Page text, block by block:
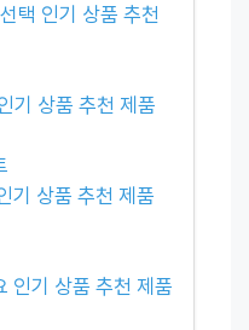
택 인기 상품 추천
기 상품 추천 제품
기 상품 추천 제품
인기 상품 추천 제품